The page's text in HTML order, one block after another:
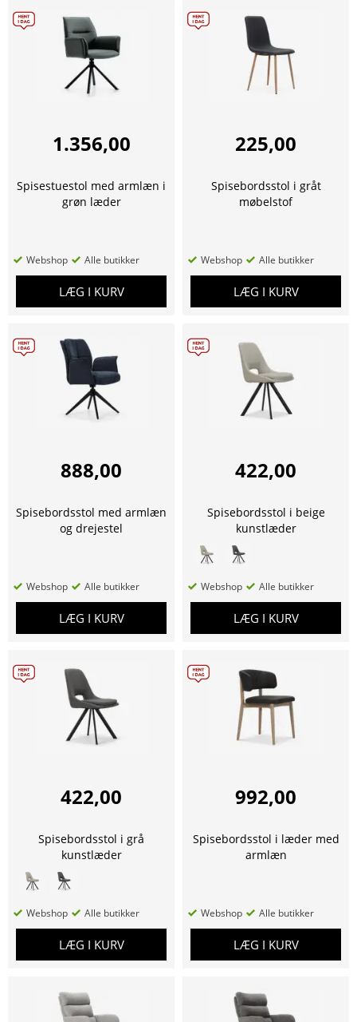
1.356,00
Spisestuestol med armlæn i
grøn læder
Webshop Alle butikker
LÆG I KURV
225,00
Spisebordsstol i gråt
møbelstof
Webshop Alle butikker
LÆG I KURV
888,00
Spisebordsstol med armlæn
og drejestel
Webshop Alle butikker
LÆG I KURV
422,00
Spisebordsstol i beige
kunstlæder
Webshop Alle butikker
LÆG I KURV
422,00
Spisebordsstol i grå
kunstlæder
Webshop Alle butikker
LÆG I KURV
992,00
Spisebordsstol i læder med
armlæn
Webshop Alle butikker
LÆG I KURV